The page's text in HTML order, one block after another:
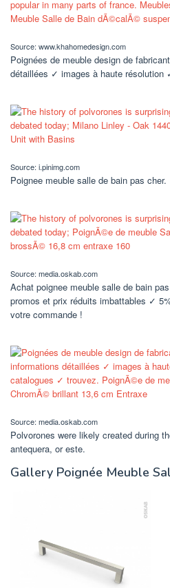
Source: www.khahomedesign.com
Poignées de meuble design de
détaillées ✓ images à haute
Source: i.pinimg.com
Poignee meuble salle de bain pas cher.
Source: media.oskab.com
Achat poignee meuble salle de bain
promos et prix réduits imbattables ✓
votre commande !
Source: media.oskab.com
Polvorones were likely created during
antequera, or este.
Gallery Poignée Meuble